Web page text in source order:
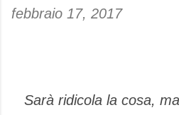
febbraio 17, 2017
Sarà ridicola la cosa,